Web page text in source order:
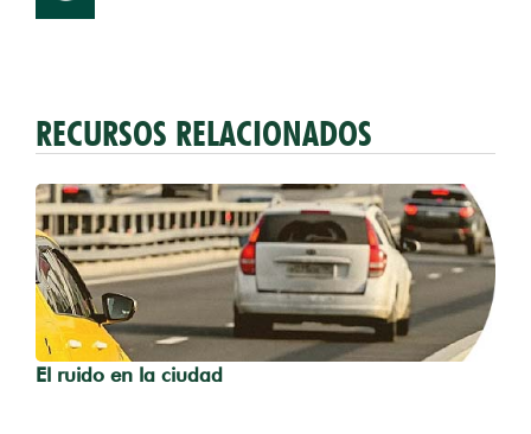
RECURSOS RELACIONADOS
El ruido en la ciudad